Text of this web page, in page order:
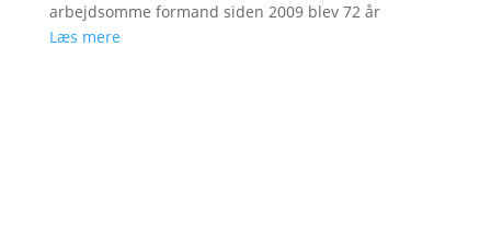
arbejdsomme formand siden 2009 blev 72 år
Læs mere